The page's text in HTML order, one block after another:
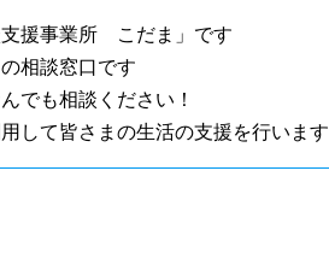
支援事業所 こだま」です
相談窓口です
でも相談ください！
して皆さまの生活の支援を行います